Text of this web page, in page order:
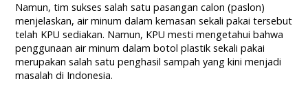
Namun, tim sukses salah satu pasangan calon (paslon)
menjelaskan, air minum dalam kemasan sekali pakai tersebut
telah KPU sediakan. Namun, KPU mesti mengetahui bahwa
penggunaan air minum dalam botol plastik sekali pakai
merupakan salah satu penghasil sampah yang kini menjadi
masalah di Indonesia.